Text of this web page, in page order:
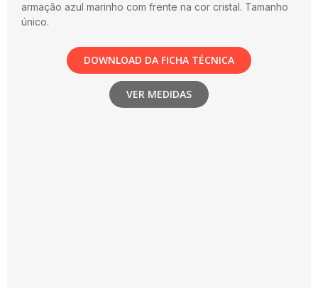
armação azul marinho com frente na cor cristal. Tamanho
único.
DOWNLOAD DA FICHA TÉCNICA
VER MEDIDAS